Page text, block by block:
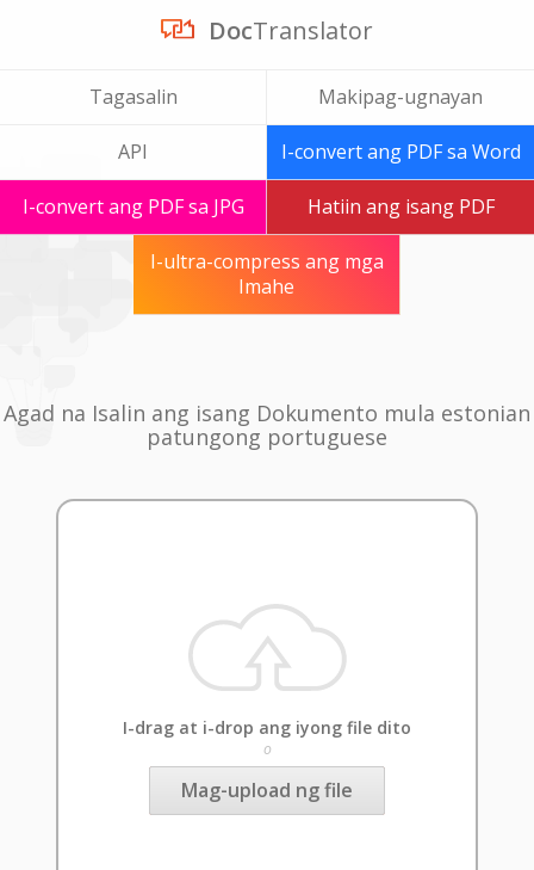
DocTranslator
Tagasalin Makipag-ugnayan
API I-convert ang PDF sa Word
I-convert ang PDF sa JPG Hatiin ang isang PDF
I-ultra-compress ang mga
Imahe
Agad na Isalin ang isang Dokumento mula estonian
patungong portuguese
I-drag at i-drop ang iyong file dito
o
Mag-upload ng file